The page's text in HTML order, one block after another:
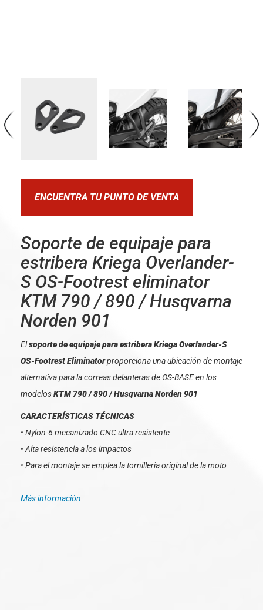
ENCUENTRA TU PUNTO DE VENTA
Soporte de equipaje para
estribera Kriega Overlander-
S OS-Footrest eliminator
KTM 790 / 890 / Husqvarna
Norden 901
Elsoporte de equipaje para estribera Kriega Overlander-S
OS-Footrest Eliminatorproporciona una ubicación de montaje
alternativa para la correas delanteras de OS-BASE en los
modelosKTM 790 / 890 / Husqvarna Norden 901
CARACTERÍSTICAS TÉCNICAS
• Nylon-6 mecanizado CNC ultra resistente
• Alta resistencia a los impactos
• Para el montaje se emplea la tornillería original de la moto
Más información